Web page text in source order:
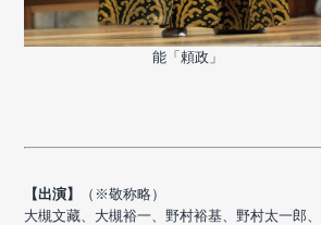
能「頼政」
【出演】
（※敬称略）
大槻文藏、大槻裕一、野村裕基、野村太一郎